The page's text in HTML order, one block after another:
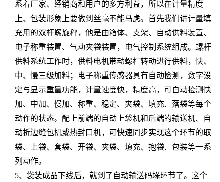
系着厂家、经销商和用户的多方利益，所以在计量精度
上、包装形象上要做到丝毫不能马虎。首先我们讲计量填
充用的双杆螺旋秤，他是由箱体、支架、自动供料装置、
电子称重装置、气动夹袋装置，电气控制系统组成。螺杆
供料系统工作时，供料电机带动螺杆转动进行供料，快、
中、慢三级加料；电子称重传感器具有自动检测，数字设
定与显示重量功能，计量速度快，精度高，可自动检测快
加、中加、慢加、称重、稳定、夹袋、填充、落袋等每个
动作的状态。配上前端的自动上袋机和后端的输送机、自
动折边缝包机或热封口机，可快速同步实现这个环节的取
袋、上袋、套袋、开袋、夹袋、填充、抱袋、包装等一系
列动作。
5、袋装成品下线后，就到了自动输送码垛环节了。这个